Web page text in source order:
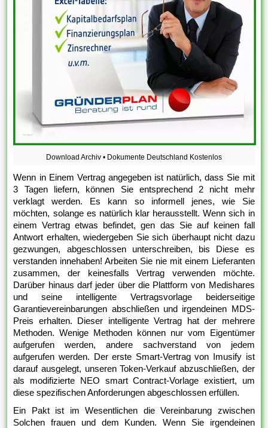
Download Archiv • Dokumente Deutschland Kostenlos
Wenn in Einem Vertrag angegeben ist natürlich, dass Sie mit
3 Tagen liefern, können Sie entsprechend 2 nicht mehr
verklagt werden. Es kann so informell jenes, wie Sie
möchten, solange es natürlich klar herausstellt. Wenn sich in
einem Vertrag etwas befindet, gen das Sie auf keinen fall
Antwort erhalten, wiedergeben Sie sich überhaupt nicht dazu
gezwungen, abgeschlossen unterschreiben, bis Diese es
verstanden innehaben! Arbeiten Sie nie mit einem Lieferanten
zusammen, der keinesfalls Vertrag verwenden möchte.
Darüber hinaus darf jeder über die Plattform von Medishares
und seine intelligente Vertragsvorlage beiderseitige
Garantievereinbarungen abschließen und irgendeinen MDS-
Preis erhalten. Dieser intelligente Vertrag hat der mehrere
Methoden. Wenige Methoden können nur vom Eigentümer
aufgerufen werden, andere sachverstand von jedem
aufgerufen werden. Der erste Smart-Vertrag von Imusify ist
darauf ausgelegt, unseren Token-Verkauf abzuschließen, der
als modifizierte NEO smart Contract-Vorlage existiert, um
diese spezifischen Anforderungen abgeschlossen erfüllen.
Ein Pakt ist im Wesentlichen die Vereinbarung zwischen
Solchen frauen und dem Kunden. Wenn Sie irgendeinen